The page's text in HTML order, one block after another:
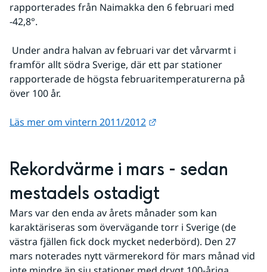
rapporterades från Naimakka den 6 februari med
-42,8°.
framför allt södra Sverige, där ett par stationer
rapporterade de högsta februaritemperaturerna på
över 100 år.
Läs mer om vintern 2011/2012
Rekordvärme i mars - sedan
mestadels ostadigt
Mars var den enda av årets månader som kan
karaktäriseras som övervägande torr i Sverige (de
västra fjällen fick dock mycket nederbörd). Den 27
mars noterades nytt värmerekord för mars månad vid